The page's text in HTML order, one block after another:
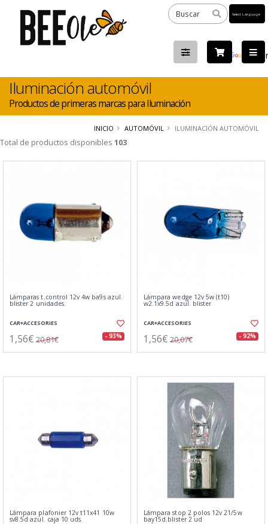
by
Iluminación automóvil
Productos de primeras marcas para Iluminación
INICIO AUTOMÓVIL ILUMINACIÓN AUTOMÓVIL
Total de productos disponibles 103
Lámparas t.control 12v 4w ba9s azul.
blister 2 unidades.
CAR+ACCESORIES
1,56€ 20,81€ - 93%
Lámpara wedge 12v 5w (t10)
w2.1x9.5d azul. blister
CAR+ACCESORIES
1,56€ 20,07€ - 92%
Lámpara plafonier 12v t11x41 10w
sv8.5d azul. caja 10 uds.
Lámpara stop 2 polos 12v 21/5w
bay15d.blister 2 ud